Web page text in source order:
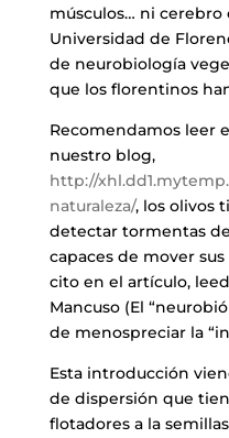
músculos… ni cerebro
Universidad de
de neurobiología
que los florentinos
Recomendamos leer
nuestro blog,
http://
naturaleza/, los olivos
detectar tormentas
capaces de mover
cito en el artículo,
Mancuso (El
de menospreciar la
Esta introducción
de dispersión que
flotadores a la